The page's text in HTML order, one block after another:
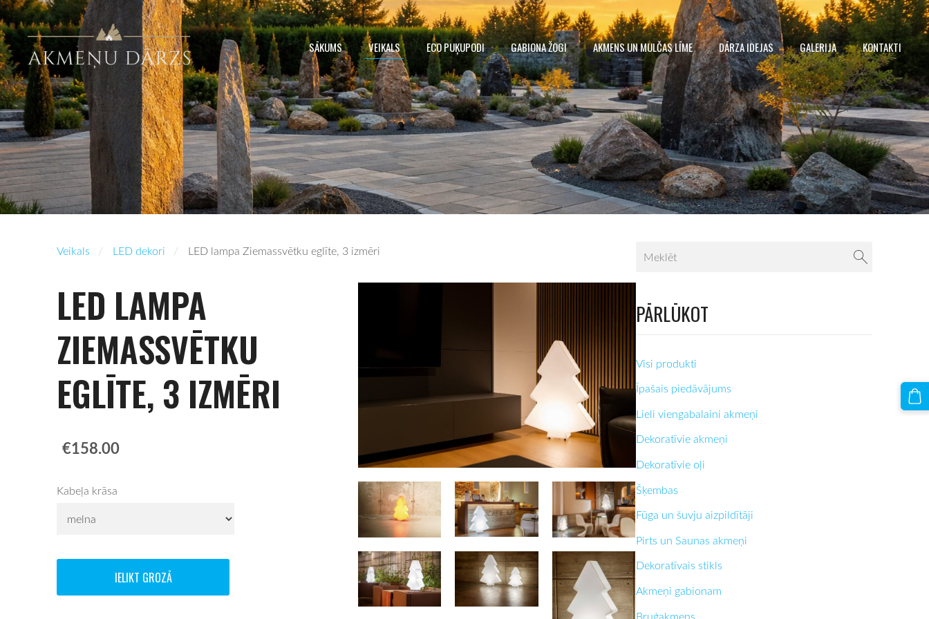
SĀKUMS VEIKALS ECO PUĶUPODI GABIONA ŽOGI AKMENS UN MULČAS LĪME DĀRZA IDEJAS GALERIJA KONTAKTI
PĀRLŪKOT
Visi produkti
Īpašais piedāvājums
Lieli viengabalaini akmeņi
Dekoratīvie akmeņi
Dekoratīvie oļi
Šķembas
Fūga un šuvju aizpildītāji
Pirts un Saunas akmeņi
Dekoratīvais stikls
Akmeņi gabionam
Bruģakmens
Veikals LED dekori LED lampa Ziemassvētku eglīte, 3 izmēri
LED LAMPA
ZIEMASSVĒTKU
EGLĪTE, 3 IZMĒRI
€158.00
Kabeļa krāsa
IELIKT GROZĀ